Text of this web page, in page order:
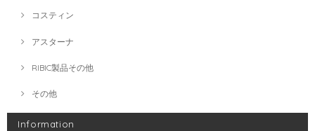
コスティン
アスターナ
RIBIC製品その他
その他
Information